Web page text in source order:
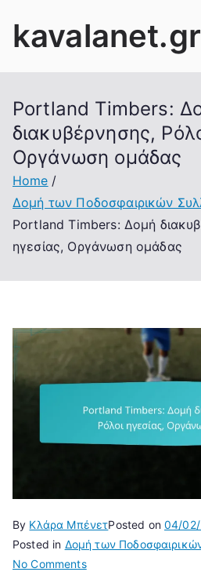
kavalanet.gr
Portland Timbers:
διακυβέρνησης,
Οργάνωση ομάδας
Home
Δομή των Ποδοσφαιρικών
Portland Timbers: Δομή
ηγεσίας, Οργάνωση ομάδας
By Κλάρα ΜπένετPosted on04/
Posted in Δομή των
No Commentson